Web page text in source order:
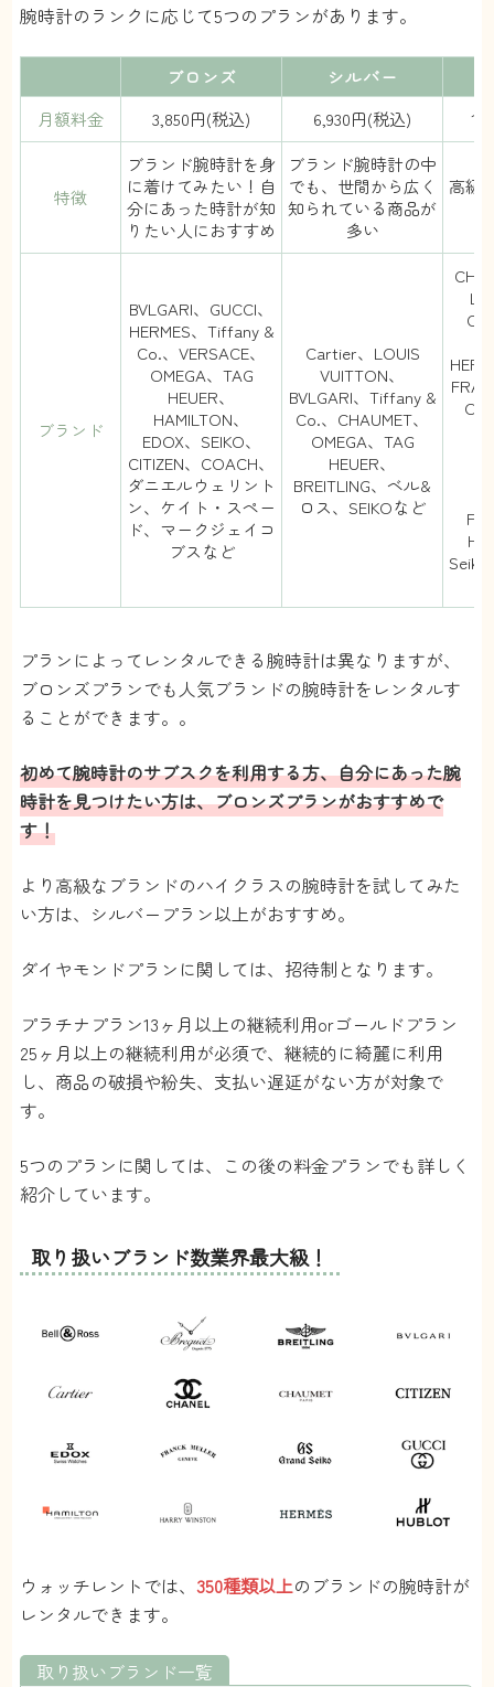
腕時計のランクに応じて5つのプランがあります。
ブロンズ シルバー
月額料金
3,850円(税込) 6,930円(税込)
特徴
ブランド腕時計を身
に着けてみたい！自
分にあった時計が知
りたい人におすすめ
ブランド腕時計の中
でも、世間から広く
知られている商品が
多い
高級
ブランド
BVLGARI、GUCCI、
HERMES、Tiffany &
Co.、VERSACE、
OMEGA、TAG
HEUER、
HAMILTON、
EDOX、SEIKO、
CITIZEN、COACH、
ダニエルウェリント
ン、ケイト・スペー
ド、マークジェイコ
ブスなど
Cartier、LOUIS
VUITTON、
BVLGARI、Tiffany &
Co.、CHAUMET、
OMEGA、TAG
HEUER、
BREITLING、ベル&
ロス、SEIKOなど
プランによってレンタルできる腕時計は異なりますが、
ブロンズプランでも人気ブランドの腕時計をレンタルす
ることができます。。
初めて腕時計のサブスクを利用する方、自分にあった腕
時計を見つけたい方は、ブロンズプランがおすすめで
す！
より高級なブランドのハイクラスの腕時計を試してみた
い方は、シルバープラン以上がおすすめ。
ダイヤモンドプランに関しては、招待制となります。
プラチナプラン13ヶ月以上の継続利用orゴールドプラン
25ヶ月以上の継続利用が必須で、継続的に綺麗に利用
し、商品の破損や紛失、支払い遅延がない方が対象で
す。
5つのプランに関しては、この後の料金プランでも詳しく
紹介しています。
取り扱いブランド数業界最大級！
ウォッチレントでは、350種類以上のブランドの腕時計が
レンタルできます。
取り扱いブランド一覧